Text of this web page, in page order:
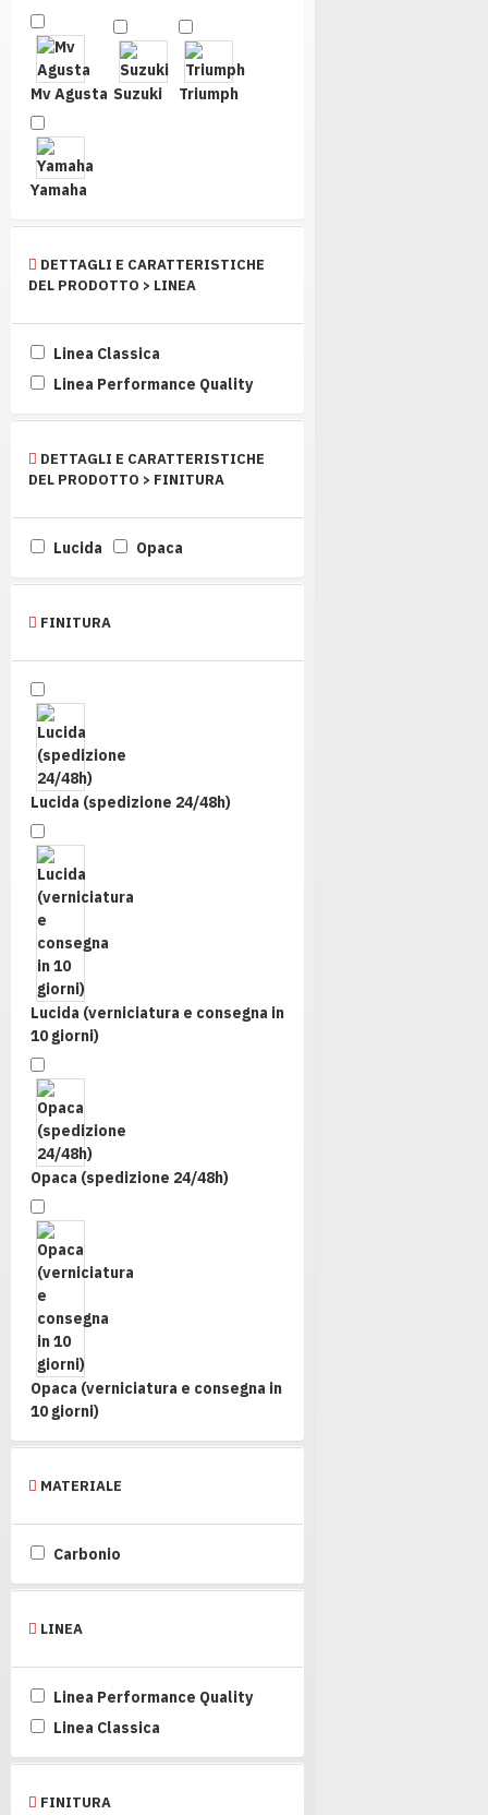
Mv Agusta Suzuki Triumph
Yamaha
DETTAGLI E CARATTERISTICHE
DEL PRODOTTO > LINEA
Linea Classica
Linea Performance Quality
DETTAGLI E CARATTERISTICHE
DEL PRODOTTO > FINITURA
Lucida Opaca
FINITURA
Lucida (spedizione 24/48h)
Lucida (verniciatura e consegna in
10 giorni)
Opaca (spedizione 24/48h)
Opaca (verniciatura e consegna in
10 giorni)
MATERIALE
Carbonio
LINEA
Linea Performance Quality
Linea Classica
FINITURA